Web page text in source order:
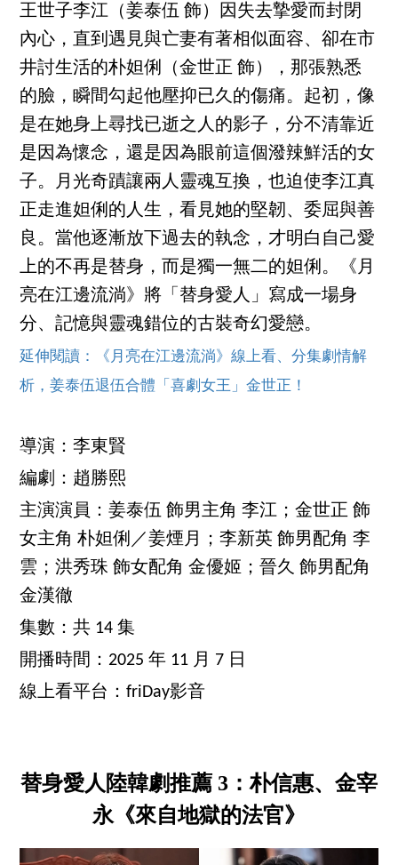
王世子李江（姜泰伍 飾）因失去摯愛而封閉
內心，直到遇見與亡妻有著相似面容、卻在市
井討生活的朴妲俐（金世正 飾），那張熟悉
的臉，瞬間勾起他壓抑已久的傷痛。起初，像
是在她身上尋找已逝之人的影子，分不清靠近
是因為懷念，還是因為眼前這個潑辣鮮活的女
子。月光奇蹟讓兩人靈魂互換，也迫使李江真
正走進妲俐的人生，看見她的堅韌、委屈與善
良。當他逐漸放下過去的執念，才明白自己愛
上的不再是替身，而是獨一無二的妲俐。《月
亮在江邊流淌》將「替身愛人」寫成一場身
分、記憶與靈魂錯位的古裝奇幻愛戀。
延伸閱讀：《月亮在江邊流淌》線上看、分集劇情解
析，姜泰伍退伍合體「喜劇女王」金世正！
導演：李東賢
編劇：趙勝熙
主演演員：姜泰伍 飾男主角 李江；金世正 飾
女主角 朴妲俐／姜煙月；李新英 飾男配角 李
雲；洪秀珠 飾女配角 金優姬；晉久 飾男配角
金漢徹
集數：共 14 集
開播時間：2025 年 11 月 7 日
線上看平台：friDay影音
替身愛人陸韓劇推薦 3：朴信惠、金宰
永《來自地獄的法官》